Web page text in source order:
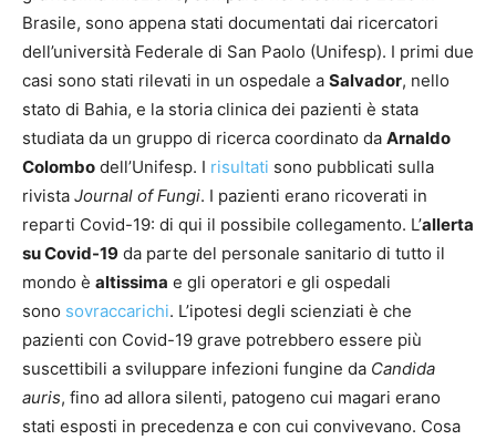
Brasile, sono appena stati documentati dai ricercatori
dell’università Federale di San Paolo (Unifesp). I primi due
casi sono stati rilevati in un ospedale a Salvador, nello
stato di Bahia, e la storia clinica dei pazienti è stata
studiata da un gruppo di ricerca coordinato da Arnaldo
Colombo dell’Unifesp. I risultati sono pubblicati sulla
rivista Journal of Fungi. I pazienti erano ricoverati in
reparti Covid-19: di qui il possibile collegamento. L’allerta
su Covid-19 da parte del personale sanitario di tutto il
mondo è altissima e gli operatori e gli ospedali
sono sovraccarichi. L’ipotesi degli scienziati è che
pazienti con Covid-19 grave potrebbero essere più
suscettibili a sviluppare infezioni fungine da Candida
auris, fino ad allora silenti, patogeno cui magari erano
stati esposti in precedenza e con cui convivevano. Cosa